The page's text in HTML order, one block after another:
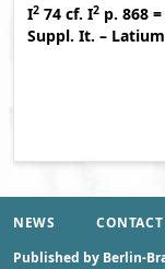
I2 74 cf. I2 p. 868 =
Suppl. It. –
NEWS CONTACT
Published by Berlin-